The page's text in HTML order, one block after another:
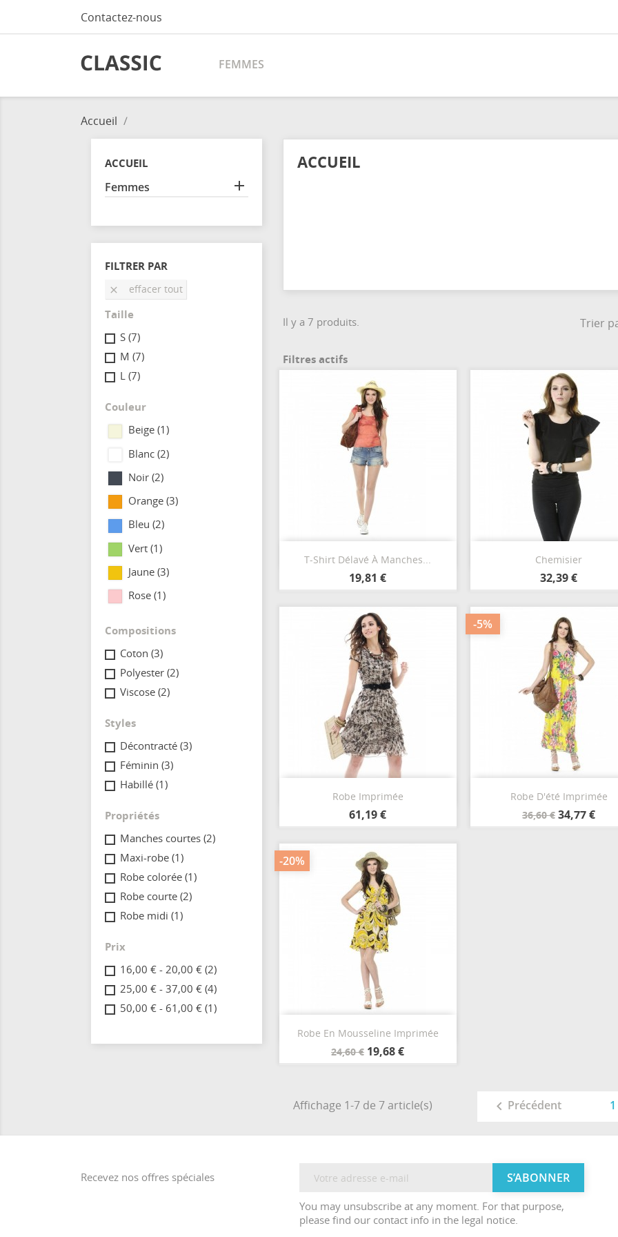
Contactez-nous
FEMMES
Accueil
ACCUEIL
Femmes 
FILTRER PAR
 effacer tout
Taille
S (7)
M (7)
L (7)
Couleur
Beige (1)
Blanc (2)
Noir (2)
Orange (3)
Bleu (2)
Vert (1)
Jaune (3)
Rose (1)
Compositions
Coton (3)
Polyester (2)
Viscose (2)
Styles
Décontracté (3)
Féminin (3)
Habillé (1)
Propriétés
Manches courtes (2)
Maxi-robe (1)
Robe colorée (1)
Robe courte (2)
Robe midi (1)
Prix
16,00 € - 20,00 € (2)
25,00 € - 37,00 € (4)
50,00 € - 61,00 € (1)
ACCUEIL
Il y a 7 produits. Trier
Filtres actifs
T-Shirt Délavé À Manches...
19,81 €

Aperçu rapide
OrangeBleu
Chemisier
32,39 €
BlancNoir
Robe Imprimée
61,19 €

BeigeRose
Robe D'été Imprimée
36,60 €
-5%
34,77 €

NoirOrange
BleuJaune
Robe En Mousseline Imprimée
24,60 €
-20%
19,68 €

VertJaune
Affichage 1-7 de 7 article(s)  Précédent 1
Recevez nos offres spéciales
You may unsubscribe at any moment. For that purpose,
please find our contact info in the legal notice.